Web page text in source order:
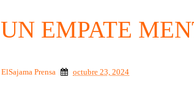
UN EMPATE
ElSajama Prensa octubre 23, 2024